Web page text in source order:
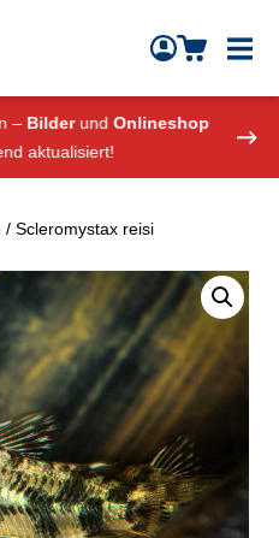
– BilderundOnlineshop
aktualisiert!
/ Scleromystax reisi